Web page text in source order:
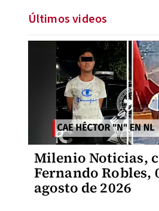
Últimos videos
Milenio Noticias,
Fernando Robles,
agosto de 2026